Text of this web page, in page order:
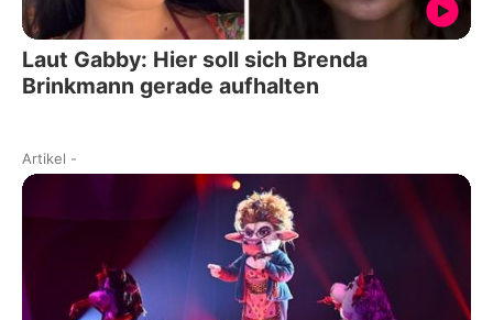
Laut Gabby: Hier soll sich Brenda
Brinkmann gerade aufhalten
Artikel -